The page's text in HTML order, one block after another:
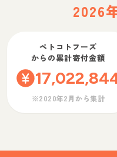
2026
ペトコトフーズ
からの累計寄付金額
※2020年2月から集計